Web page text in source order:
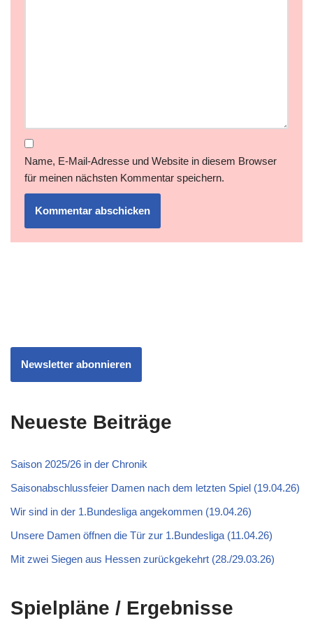
Name, E-Mail-Adresse und Website in diesem Browser
für meinen nächsten Kommentar speichern.
Newsletter abonnieren
Neueste Beiträge
Saison 2025/26 in der Chronik
Saisonabschlussfeier Damen nach dem letzten Spiel (19.04.26)
Wir sind in der 1.Bundesliga angekommen (19.04.26)
Unsere Damen öffnen die Tür zur 1.Bundesliga (11.04.26)
Mit zwei Siegen aus Hessen zurückgekehrt (28./29.03.26)
Spielpläne / Ergebnisse